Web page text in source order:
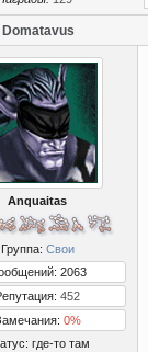
Domatavus
Anquaitas
Группа: Свои
2063
452
0%
где-то там